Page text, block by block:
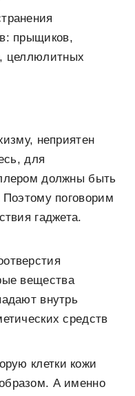
прыщиков,
целлюлитных
неприятен
для
должны быть
поговорим
гаджета.
вещества
внутрь
средств
клетки кожи
А именно